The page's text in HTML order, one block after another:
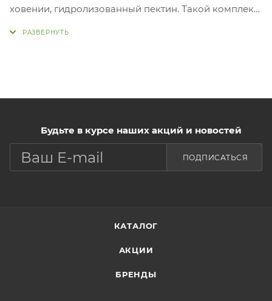
ховении, гидролизованный пектин. Такой комплекс
антиоксидантом, глубоко увлажняет, защищает
рельеф, улучшает микроциркуляцию крови.
Применение:
Нанесите на кожу мягкими похлопывающими
Будьте в курсе наших акций и новостей
ПОДПИСАТЬСЯ
КАТАЛОГ
АКЦИИ
БРЕНДЫ